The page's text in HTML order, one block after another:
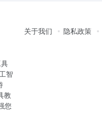
智
教
您
关于我们 隐私政策